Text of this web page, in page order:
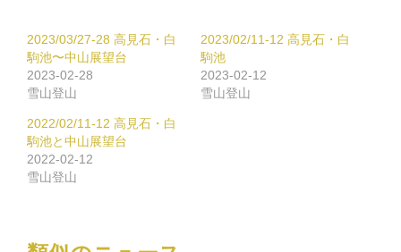
て
Twitter
で
共
有
(新
い
ウ
ィ
ン
ド
ウ
で
る
に
は
し
て
く
だ
ン
2023/03/27-28 高見石・白
駒池〜中山展望台
2023-02-28
雪山登山
2023/02/11-12 高見石・白
駒池
2023-02-12
雪山登山
2022/02/11-12 高見石・白
駒池と中山展望台
2022-02-12
雪山登山